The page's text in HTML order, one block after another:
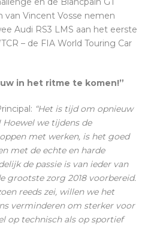
van Vincent Vosse nemen
Audi RS3 LMS aan het eerste
– de FIA World Touring Car
in het ritme te komen!”
“Het is tijd om opnieuw
we tijdens de
met werken, is het goed
met de echte en harde
de passie is van ieder van
grootste zorg 2018 voorbereid.
reeds zei, willen we het
verminderen om sterker voor
op technisch als op sportief